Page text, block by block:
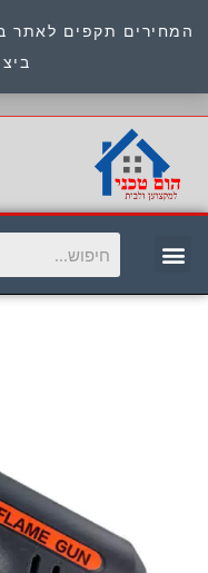
המחירים תקפים לאתר